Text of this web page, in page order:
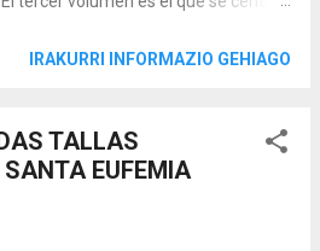
por la ingente cantidad de
histórico por las distintas poblaciones
a la descripción que se
Mundaka, además de unas
IRAKURRI INFORMAZIO GEHIAGO
TALLAS
EUFEMIA